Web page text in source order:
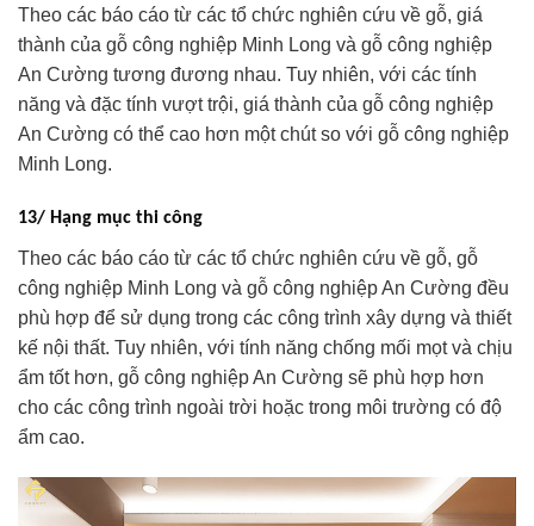
Theo các báo cáo từ các tổ chức nghiên cứu về gỗ, giá
thành của gỗ công nghiệp Minh Long và gỗ công nghiệp
An Cường tương đương nhau. Tuy nhiên, với các tính
năng và đặc tính vượt trội, giá thành của gỗ công nghiệp
An Cường có thể cao hơn một chút so với gỗ công nghiệp
Minh Long.
13/ Hạng mục thi công
Theo các báo cáo từ các tổ chức nghiên cứu về gỗ, gỗ
công nghiệp Minh Long và gỗ công nghiệp An Cường đều
phù hợp để sử dụng trong các công trình xây dựng và thiết
kế nội thất. Tuy nhiên, với tính năng chống mối mọt và chịu
ẩm tốt hơn, gỗ công nghiệp An Cường sẽ phù hợp hơn
cho các công trình ngoài trời hoặc trong môi trường có độ
ẩm cao.